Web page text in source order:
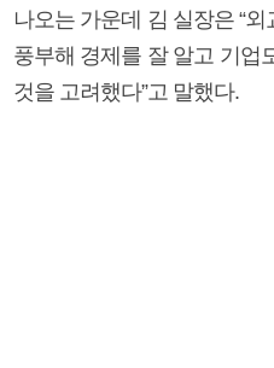
나오는 가운데 김 실장은 “
풍부해 경제를 잘 알고 기업
것을 고려했다”고 말했다.